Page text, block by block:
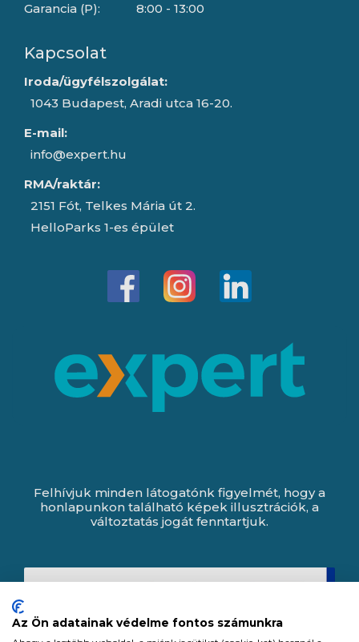
Garancia (P):
8:00 - 13:00
Kapcsolat
Iroda/ügyfélszolgálat:
1043 Budapest, Aradi utca 16-20.
E-mail:
info@expert.hu
RMA/raktár:
2151 Fót, Telkes Mária út 2.
HelloParks 1-es épület
Felhívjuk minden látogatónk figyelmét, hogy a
honlapunkon található képek illusztrációk, a
változtatás jogát fenntartjuk.
Az Ön adatainak védelme fontos számunkra